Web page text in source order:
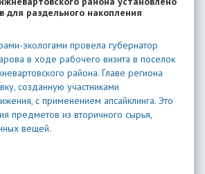
для раздельного накопления
экологами провела губернатор
в ходе рабочего визита в поселок
района. Главе региона
созданную участниками
с применением апсайклинга. Это
предметов из вторичного сырья,
вещей.